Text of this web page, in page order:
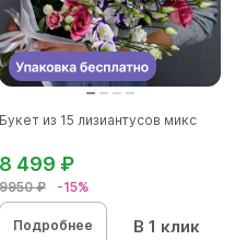
Букет из 15 лизиантусов микс
9950 ₽ -15%
8 499 ₽
Подробнее В 1 клик